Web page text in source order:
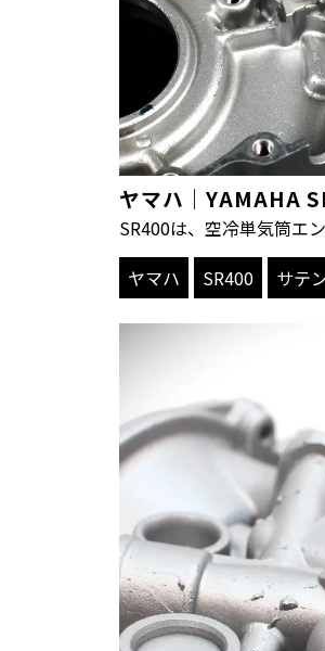
ヤマハ｜YAMAHA
SR400は、空冷単気筒エ
ヤマハ
SR400 サテ